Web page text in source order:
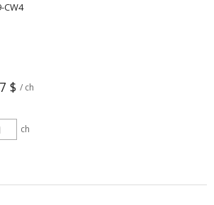
CW4
$ / ch
ch